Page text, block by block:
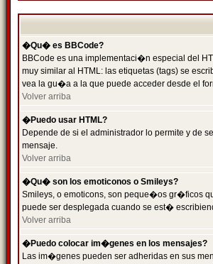
�Qu� es BBCode?
BBCode es una implementaci�n especial del
muy similar al HTML: las etiquetas (tags) se
vea la gu�a a la que puede acceder desde el
Volver arriba
�Puedo usar HTML?
Depende de si el administrador lo permite y de
mensaje.
Volver arriba
�Qu� son los emoticonos o Smileys?
Smileys, o emoticons, son peque�os gr�ficos
puede ser desplegada cuando se est�
Volver arriba
�Puedo colocar im�genes en los mensajes?
Las im�genes pueden ser adheridas en sus